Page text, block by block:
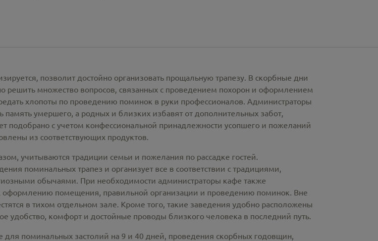
позволит достойно организовать прощальную трапезу. В скорбные дни
множество вопросов, связанных с проведением похорон и оформлением
хлопоты по проведению поминок в руки профессионалов. Администраторы
память умершего, а родных и близких избавят от дополнительных забот,
с учетом конфессиональной принадлежности усопшего и пожеланий
из соответствующих продуктов.
учитываются традиции семьи и пожелания по рассадке гостей.
поминальных трапез и организует все в соответствии с традициями,
обычаями. При необходимости администраторы кафе также
помещения, правильной организации и проведению поминок. Вне
в тихом отдельном зале. Кроме того, такие заведения удобно расположены
удобство, комфорт и достойные проводы близкого человека в последний путь.
поминальных застолий на 9 и 40 дней, проведения скорбных годовщин,